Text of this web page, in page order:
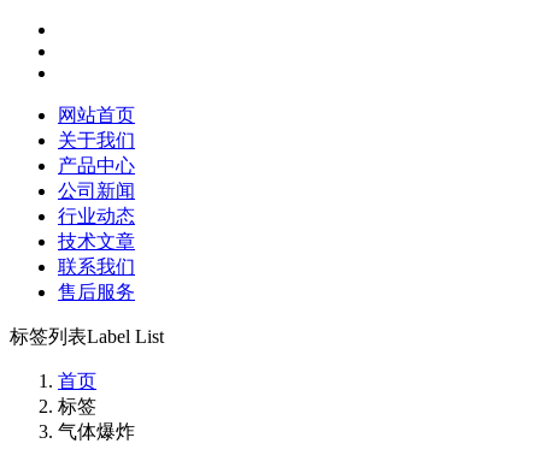
网站首页
关于我们
产品中心
公司新闻
行业动态
技术文章
联系我们
售后服务
标签列表Label List
首页
标签
气体爆炸